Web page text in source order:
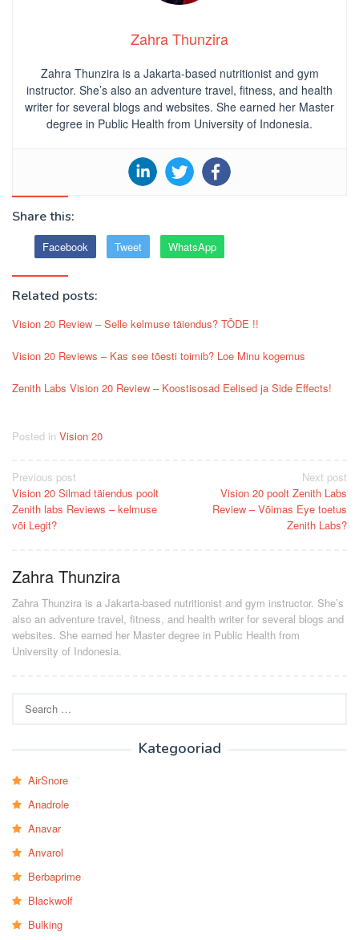
Zahra Thunzira
Zahra Thunzira is a Jakarta-based nutritionist and gym
instructor. She’s also an adventure travel, fitness, and health
writer for several blogs and websites. She earned her Master
degree in Public Health from University of Indonesia.
Share this:
Facebook Tweet WhatsApp
Related posts:
Vision 20 Review – Selle kelmuse täiendus? TÕDE !!
Vision 20 Reviews – Kas see tõesti toimib? Loe Minu kogemus
Zenith Labs Vision 20 Review – Koostisosad Eelised ja Side Effects!
Posted in Vision 20
Post
navigation
Previous post
Vision 20 Silmad täiendus poolt
Zenith labs Reviews – kelmuse
või Legit?
Next post
Vision 20 poolt Zenith Labs
Review – Võimas Eye toetus
Zenith Labs?
Zahra Thunzira
Zahra Thunzira is a Jakarta-based nutritionist and gym instructor. She’s
also an adventure travel, fitness, and health writer for several blogs and
websites. She earned her Master degree in Public Health from
University of Indonesia.
for:
Kategooriad
AirSnore
Anadrole
Anavar
Anvarol
Berbaprime
Blackwolf
Bulking